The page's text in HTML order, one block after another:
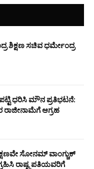
ಶಿಕ್ಷಣ ಸಚಿವ ಧರ್ಮೇಂದ್ರ
ಪಟ್ಟಿ ಧರಿಸಿ ಮೌನ ಪ್ರತಿಭಟನೆ:
ರಾಜೀನಾಮೆಗೆ ಆಗ್ರಹ
ಸೋನಮ್ ವಾಂಗ್ಚುಕ್
ರಾಷ್ಟ್ರಪತಿಯವರಿಗೆ